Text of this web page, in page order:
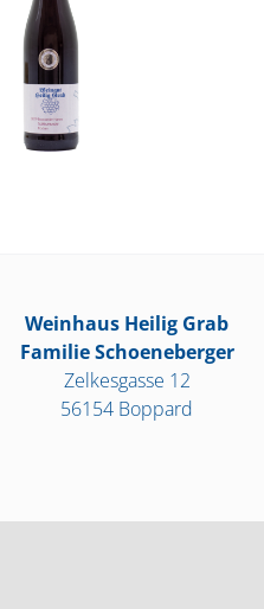
Weinhaus Heilig Grab
Familie Schoeneberger
Zelkesgasse 12
56154 Boppard